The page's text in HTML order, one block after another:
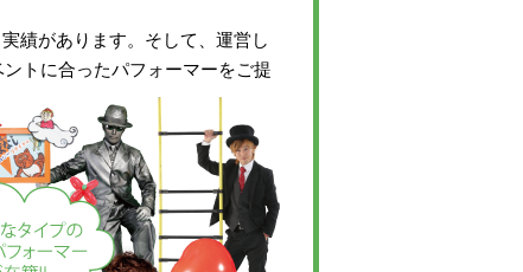
績があります。そして、運営し
トに合ったパフォーマーをご提